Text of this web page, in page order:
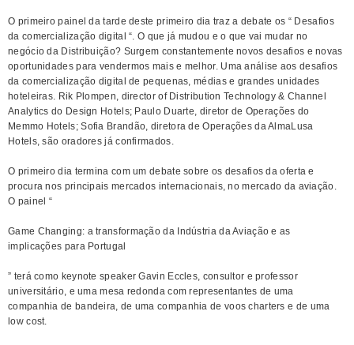
O primeiro painel da tarde deste primeiro dia traz a debate os “ Desafios
da comercialização digital “. O que já mudou e o que vai mudar no
negócio da Distribuição? Surgem constantemente novos desafios e novas
oportunidades para vendermos mais e melhor. Uma análise aos desafios
da comercialização digital de pequenas, médias e grandes unidades
hoteleiras. Rik Plompen, director of Distribution Technology & Channel
Analytics do Design Hotels; Paulo Duarte, diretor de Operações do
Memmo Hotels; Sofia Brandão, diretora de Operações da AlmaLusa
Hotels, são oradores já confirmados.
O primeiro dia termina com um debate sobre os desafios da oferta e
procura nos principais mercados internacionais, no mercado da aviação.
O painel “
Game Changing: a transformação da Indústria da Aviação e as
implicações para Portugal
” terá como keynote speaker Gavin Eccles, consultor e professor
universitário, e uma mesa redonda com representantes de uma
companhia de bandeira, de uma companhia de voos charters e de uma
low cost.